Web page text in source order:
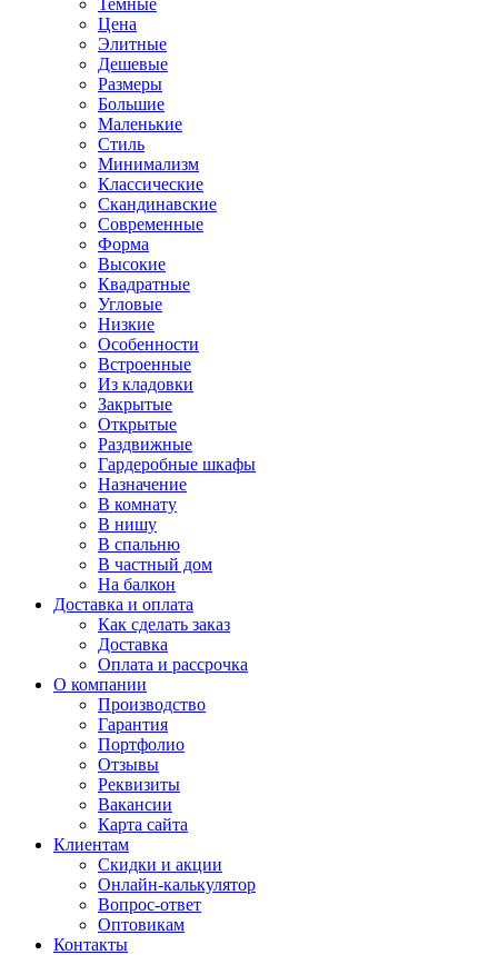
Темные
Цена
Элитные
Дешевые
Размеры
Большие
Маленькие
Стиль
Минимализм
Классические
Скандинавские
Современные
Форма
Высокие
Квадратные
Угловые
Низкие
Особенности
Встроенные
Из кладовки
Закрытые
Открытые
Раздвижные
Гардеробные шкафы
Назначение
В комнату
В нишу
В спальню
В частный дом
На балкон
Доставка и оплата
Как сделать заказ
Доставка
Оплата и рассрочка
О компании
Производство
Гарантия
Портфолио
Отзывы
Реквизиты
Вакансии
Карта сайта
Клиентам
Скидки и акции
Онлайн-калькулятор
Вопрос-ответ
Оптовикам
Контакты